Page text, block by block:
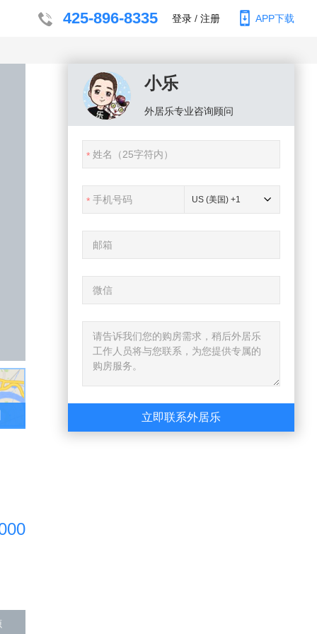
425-896-8335 登录 / 注册 APP下载
小乐
外居乐专业咨询顾问
US (美国) +1
立即联系外居乐